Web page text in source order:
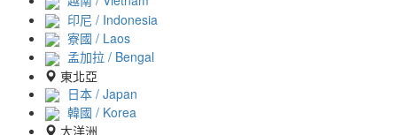
印尼 / Indonesia
寮國 / Laos
孟加拉 / Bengal
東北亞
日本 / Japan
韓國 / Korea
大洋洲